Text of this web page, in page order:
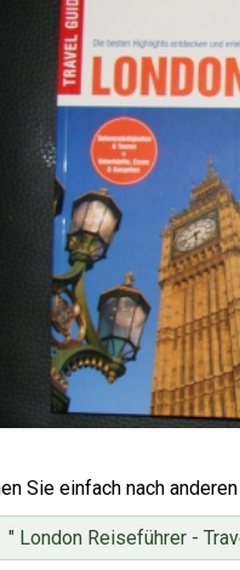
Sie einfach nach
" London Reiseführer -